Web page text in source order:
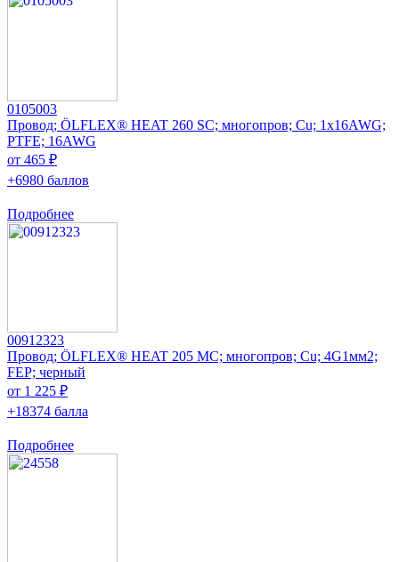
0105003
Провод; ÖLFLEX® HEAT 260 SC; многопров; Cu; 1x16AWG;
PTFE; 16AWG
от 465 ₽
+6980 баллов
Подробнее
00912323
Провод; ÖLFLEX® HEAT 205 MC; многопров; Cu; 4G1мм2;
FEP; черный
от 1 225 ₽
+18374 балла
Подробнее